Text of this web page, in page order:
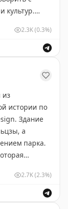
культур.
мир,
поможет
видеть
новому
После
материалы
к ним
оплате по
2.3K(0.3%)
из
истории по
Здание
а
парка.
2.7K(2.3%)